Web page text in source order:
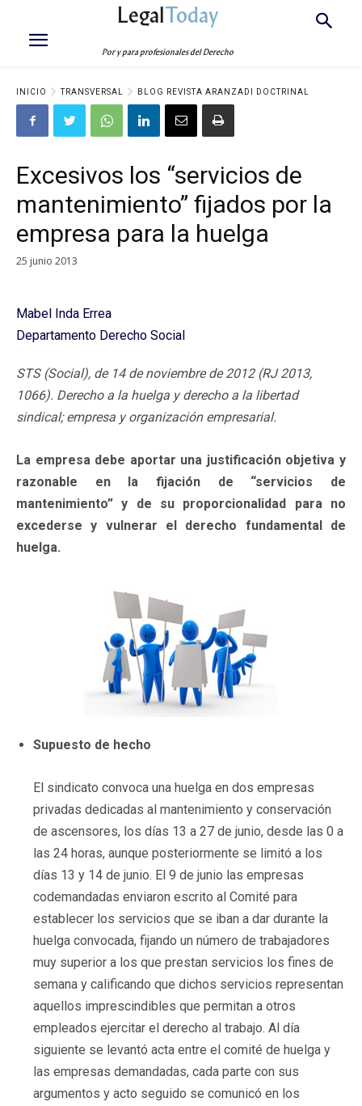
LegalToday
Por y para profesionales del Derecho
INICIO TRANSVERSAL BLOG REVISTA ARANZADI DOCTRINAL
Excesivos los “servicios de
mantenimiento” fijados por la
empresa para la huelga
25 junio 2013
Mabel Inda Errea
Departamento Derecho Social
STS (Social), de 14 de noviembre de 2012 (RJ 2013,
1066). Derecho a la huelga y derecho a la libertad
sindical; empresa y organización empresarial.
La empresa debe aportar una justificación objetiva y
razonable en la fijación de “servicios de
mantenimiento” y de su proporcionalidad para no
excederse y vulnerar el derecho fundamental de
huelga.
Supuesto de hecho
El sindicato convoca una huelga en dos empresas
privadas dedicadas al mantenimiento y conservación
de ascensores, los días 13 a 27 de junio, desde las 0 a
las 24 horas, aunque posteriormente se limitó a los
días 13 y 14 de junio. El 9 de junio las empresas
codemandadas enviaron escrito al Comité para
establecer los servicios que se iban a dar durante la
huelga convocada, fijando un número de trabajadores
muy superior a los que prestan servicios los fines de
semana y calificando que dichos servicios representan
aquellos imprescindibles que permitan a otros
empleados ejercitar el derecho al trabajo. Al día
siguiente se levantó acta entre el comité de huelga y
las empresas demandadas, cada parte con sus
argumentos y acto seguido se comunicó en los